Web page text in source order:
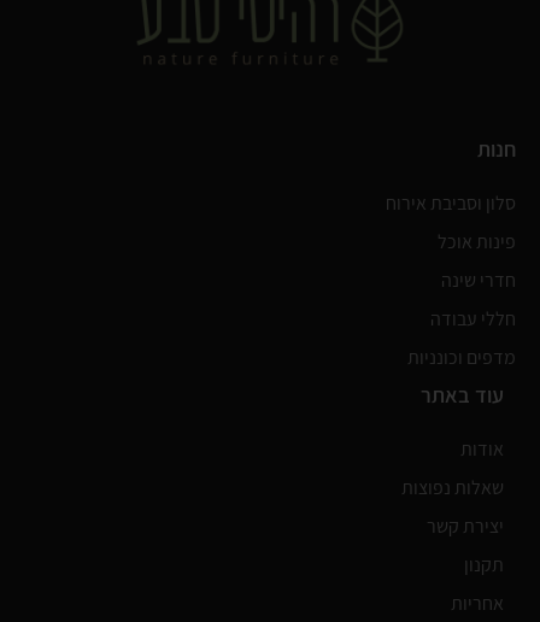
חנות
סלון וסביבת אירוח
פינות אוכל
חדרי שינה
חללי עבודה
מדפים וכונניות
עוד באתר
אודות
שאלות נפוצות
יצירת קשר
תקנון
אחריות